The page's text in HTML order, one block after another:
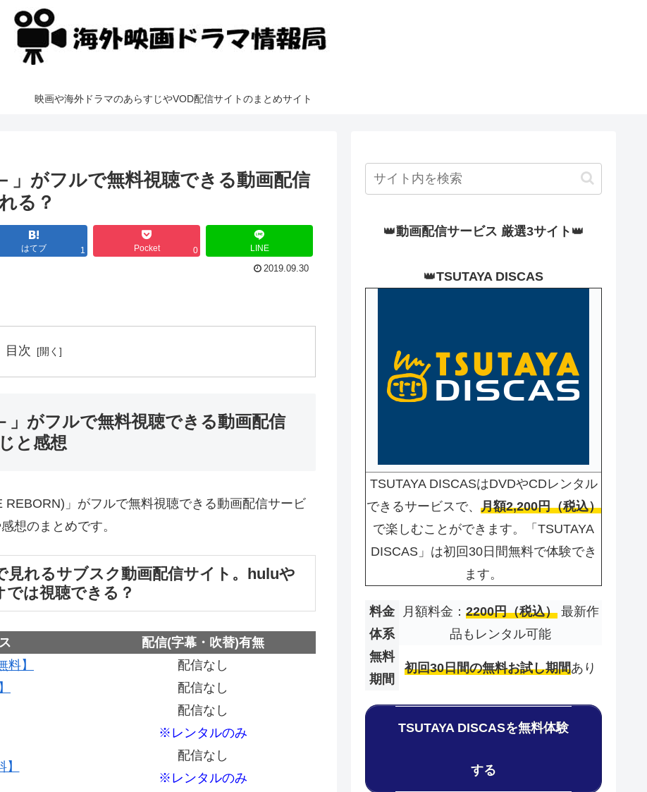
映画や海外ドラマのあらすじやVOD配信サイトのまとめサイト
」がフルで無料視聴できる動画配信
る？
はてブ 1 Pocket 0 LINE
2019.09.30
目次
」がフルで無料視聴できる動画配信
と感想
」がフルで無料視聴できる動画配信サービ
想のまとめです。
見れるサブスク動画配信サイト。huluや
は視聴できる？
配信(字幕・吹替)有無
】
配信なし
配信なし
配信なし
※レンタルのみ
配信なし
※レンタルのみ
👑動画配信サービス 厳選3サイト 👑
👑TSUTAYA DISCAS
TSUTAYA DISCASはDVDやCDレンタル
できるサービスで、 月額2,200円（税込）
で楽しむことができます。「TSUTAYA
DISCAS」は初回30日間無料で体験でき
ます。
料金
体系
月額料金： 2200円（税込）最新作
品もレンタル可能
無料
期間
初回30日間の無料お試し期間あり
TSUTAYA DISCASを無料体験
する